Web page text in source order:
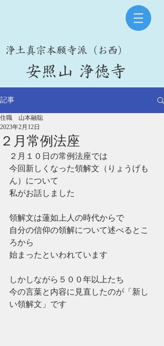
​浄土真宗本願寺派（お西）
​安照山 浄徳寺
記事
２月常例法座
住職 山本融聡
2023年2月12日
２月１０日の常例法座では
今回新しくなった領解文（りょうげも
ん）について
私がお話しました
領解文は蓮如上人の時代からで
自分の信仰の領解について述べるとこ
ろから
始まったといわれています
しかしながら５００年以上たち
今の言葉と内容に見直したのが「新し
い領解文」です